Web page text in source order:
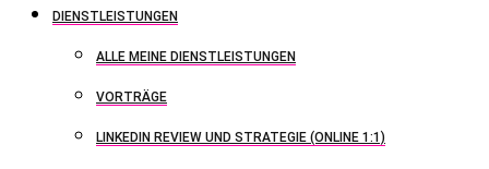
DIENSTLEISTUNGEN
ALLE MEINE DIENSTLEISTUNGEN
VORTRÄGE
LINKEDIN REVIEW UND STRATEGIE (ONLINE 1:1)